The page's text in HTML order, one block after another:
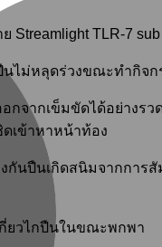
Streamlight TLR-7
ไม่หลุดร่วงขณะทำกิจ
ากเข็มขัดได้อย่างรว
เข้าหาหน้าท้อง
นปืนเกิดสนิมจากการ
ยวไกปืนในขณะพกพา